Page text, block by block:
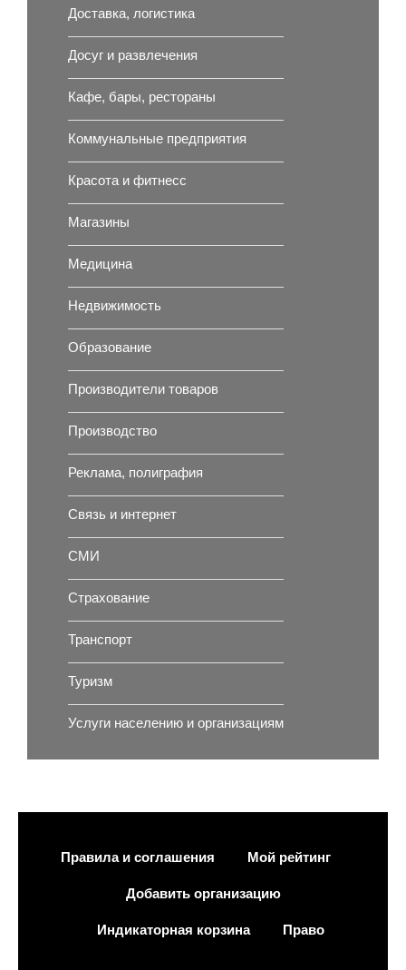
Доставка, логистика
Досуг и развлечения
Кафе, бары, рестораны
Коммунальные предприятия
Красота и фитнесс
Магазины
Медицина
Недвижимость
Образование
Производители товаров
Производство
Реклама, полиграфия
Связь и интернет
СМИ
Страхование
Транспорт
Туризм
Услуги населению и организациям
Правила и соглашения Мой рейтинг
Добавить организацию
Индикаторная корзина Право